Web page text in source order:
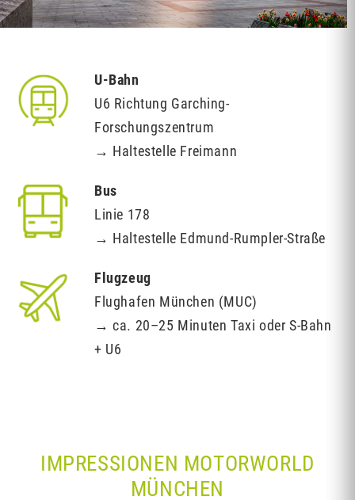
U-Bahn
U6 Richtung Garching-
Forschungszentrum
→ Haltestelle Freimann
Bus
Linie 178
→ Haltestelle Edmund-Rumpler-Straße
Flugzeug
Flughafen München (MUC)
→ ca. 20–25 Minuten Taxi oder S-Bahn
+ U6
IMPRESSIONEN MOTORWORLD
MÜNCHEN